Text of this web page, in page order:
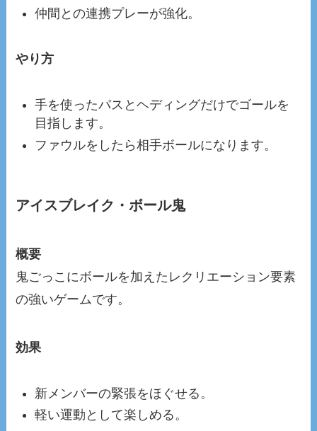
仲間との連携プレーが強化。
やり方
手を使ったパスとヘディングだけでゴールを
目指します。
ファウルをしたら相手ボールになります。
アイスブレイク・ボール鬼
概要
鬼ごっこにボールを加えたレクリエーション要素
の強いゲームです。
効果
新メンバーの緊張をほぐせる。
軽い運動として楽しめる。